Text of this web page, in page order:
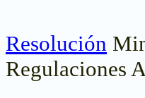
Resolución
Regulaciones